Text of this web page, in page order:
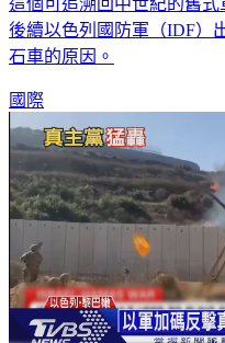
這個可追溯回中世紀的舊式
後續以色列國防軍（IDF）
石車的原因。
國際